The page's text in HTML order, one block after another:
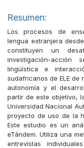
Resumen:
Los procesos de
lengua extranjera
constituyen un
investigación-acción
lingüística e
sudafricanos de ELE de
autonomía y el
partir de este objetivo,
Universidad Nacional
proyecto de uso de la
Este estudio es un
eTándem. Utiliza una
entrevistas